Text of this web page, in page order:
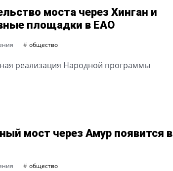
моста через Хинган и
площадки в ЕАО
общество
реализация Народной программы
мост через Амур появится в
общество